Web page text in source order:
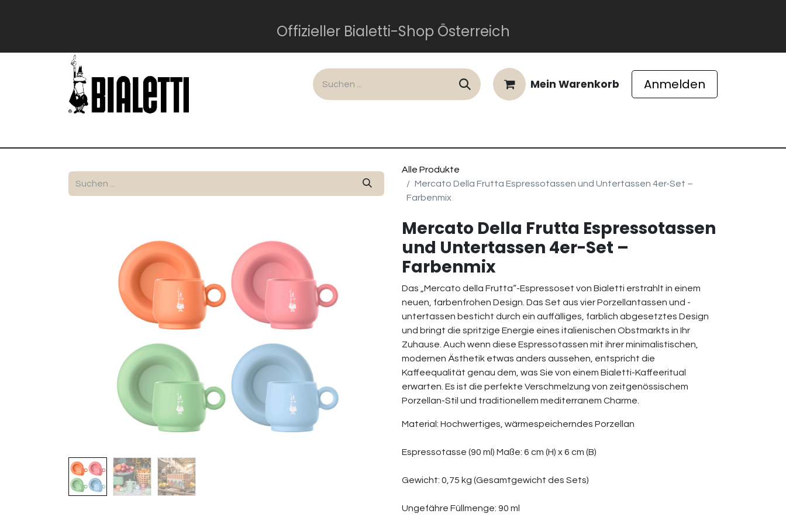
Offizieller Bialetti-Shop Österreich
Mein Warenkorb Anmelden
Alle Produkte
Mercato Della Frutta Espressotassen und Untertassen 4er-Set –
Farbenmix
Mercato Della Frutta Espressotassen
und Untertassen 4er-Set –
Farbenmix
Das „Mercato della Frutta“-Espressoset von Bialetti erstrahlt in einem
neuen, farbenfrohen Design. Das Set aus vier Porzellantassen und -
untertassen besticht durch ein auffälliges, farblich abgesetztes Design
und bringt die spritzige Energie eines italienischen Obstmarkts in Ihr
Zuhause. Auch wenn diese Espressotassen mit ihrer minimalistischen,
modernen Ästhetik etwas anders aussehen, entspricht die
Kaffeequalität genau dem, was Sie von einem Bialetti-Kaffeeritual
erwarten. Es ist die perfekte Verschmelzung von zeitgenössischem
Porzellan-Stil und traditionellem mediterranem Charme.
Material: Hochwertiges, wärmespeicherndes Porzellan
Espressotasse (90 ml) Maße: 6 cm (H) x 6 cm (B)
Gewicht: 0,75 kg (Gesamtgewicht des Sets)
Ungefähre Füllmenge: 90 ml